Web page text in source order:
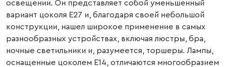
освещении. Он представляет собой уменьшенный
вариант цоколя E27 и, благодаря своей небольшой
конструкции, нашел широкое применение в самых
разнообразных устройствах, включая люстры, бра,
ночные светильники и, разумеется, торшеры. Лампы,
оснащенные цоколем E14, отличаются многообразием